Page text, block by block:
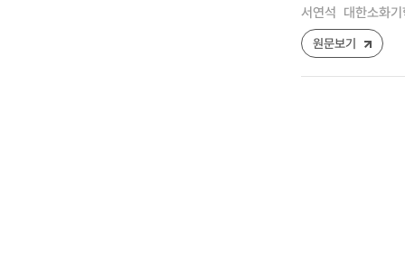
서연석 대한소화
원문보기